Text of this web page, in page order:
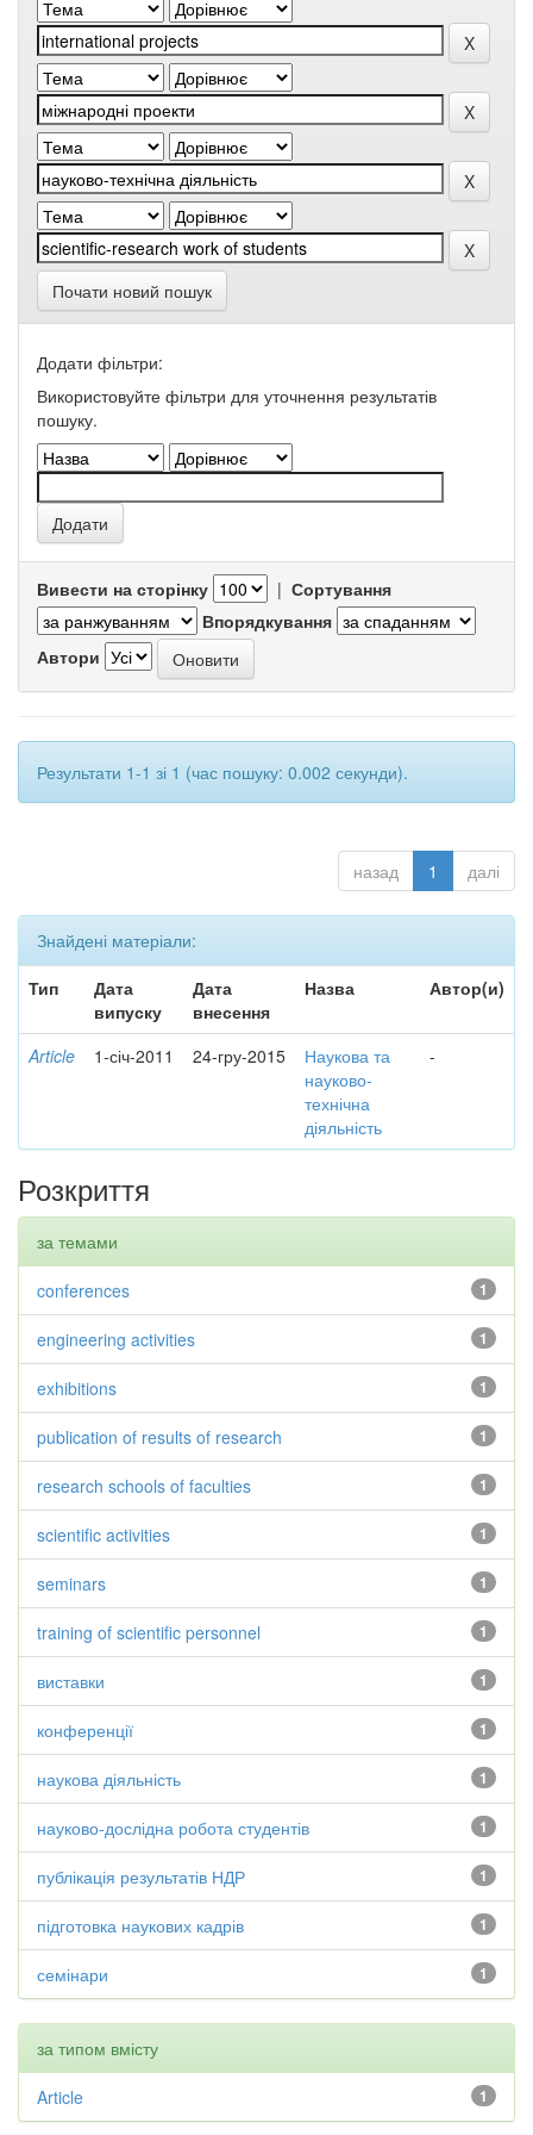
Почати новий пошук
Додати фільтри:
Використовуйте фільтри для уточнення результатів
пошуку.
Вивести на сторінку | Сортування
Впорядкування
Автори
Результати 1-1 зі 1 (час пошуку: 0.002 секунди).
назад 1 далі
Знайдені матеріали:
Тип
Дата
випуску
Дата
внесення
Назва Автор(и)
Article 1-січ-2011 24-гру-2015
Наукова та
науково-
технічна
діяльність
-
Розкриття
за темами
1
conferences
1
engineering activities
1
exhibitions
1
publication of results of research
1
research schools of faculties
1
scientific activities
1
seminars
1
training of scientific personnel
1
виставки
1
конференції
1
наукова діяльність
1
науково-дослідна робота студентів
1
публікація результатів НДР
1
підготовка наукових кадрів
1
семінари
за типом вмісту
1
Article